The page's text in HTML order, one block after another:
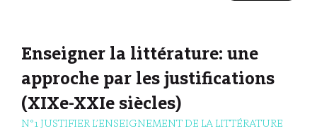
Enseigner la littérature: une
approche par les justifications
(XIXe-XXIe siècles)
N°1 JUSTIFIER L’ENSEIGNEMENT DE LA LITTÉRATURE